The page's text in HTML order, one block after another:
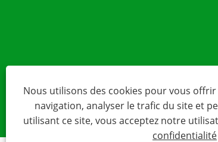
Nous utilisons des cookies pour vous
navigation, analyser le trafic du site et
utilisant ce site, vous acceptez notre
confidentialité